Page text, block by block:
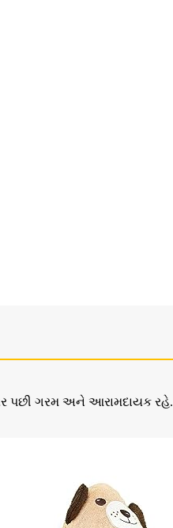
પછી ગરમ અને આરામદાયક રહે.